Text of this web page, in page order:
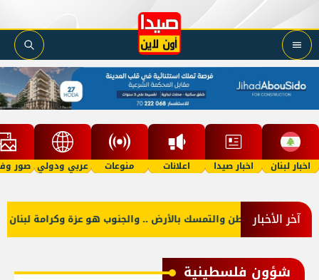
اخبار لبنان اخبار صيدا اعلانات منوعات عربي ودولي صور
آخر الأخبار
حب الوطن والتمسك بالأرض .. والجنوب هو عزة وكرامة لبنان
شؤون فلسطينية